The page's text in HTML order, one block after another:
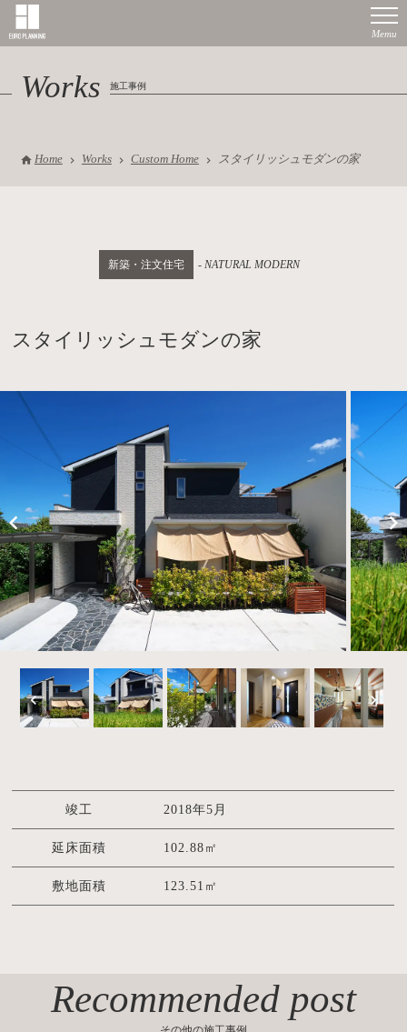
Works 施工事例
Home Works Custom Home スタイリッシュモダンの家
新築・注文住宅 NATURAL MODERN
スタイリッシュモダンの家
竣工 2018年5月
延床面積 102.88㎡
敷地面積 123.51㎡
Recommended post